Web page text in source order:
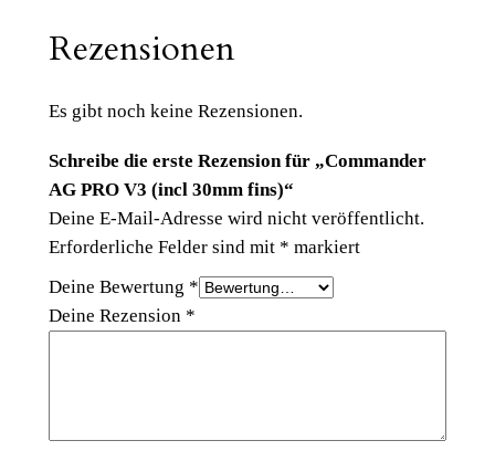
3
(
n
m
f
Rezensionen
Es gibt noch keine Rezensionen.
Schreibe die erste Rezension für „Commander
AG PRO V3 (incl 30mm fins)“
Deine E-Mail-Adresse wird nicht veröffentlicht.
Erforderliche Felder sind mit * markiert
Deine Bewertung *
Deine Rezension *